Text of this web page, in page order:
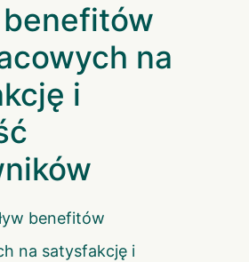
benefitów
na
i
benefitów
na satysfakcję i